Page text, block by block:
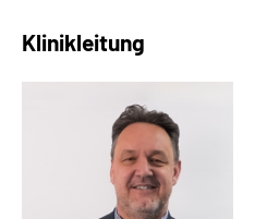
Klinikleitung